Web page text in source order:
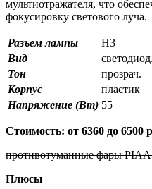
мультиотражателя, что
фокусировку светового луча.
Разъем лампы
H3
Вид
светодиод.
Тон
прозрач.
Корпус
пластик
Напряжение (Вт) 55
Стоимость: от 6360 до 6500
противотуманные фары
Плюсы